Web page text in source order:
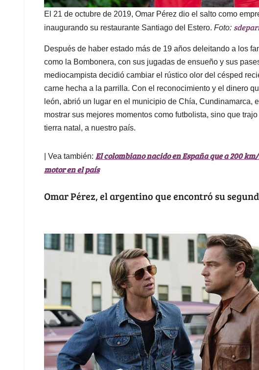
El 21 de octubre de 2019, Omar Pérez dio el salto como
inaugurando su restaurante Santiago del Estero. Foto:
Después de haber estado más de 19 años deleitando a los
como la Bombonera, con sus jugadas de ensueño y sus
mediocampista decidió cambiar el rústico olor del césped
carne hecha a la parrilla. Con el reconocimiento y el dinero
león, abrió un lugar en el municipio de Chía, Cundinamarca,
mostrar sus mejores momentos como futbolista, sino que
tierra natal, a nuestro país.
| Vea también: El colombiano nacido en España que a 200
motor en el país
Omar Pérez, el argentino que encontró su